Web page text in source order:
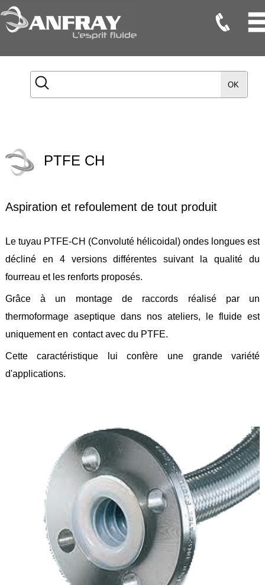
Flexibles
Onduleux
Gaines
Accessoires
Etanchéité
Feuilles
Plaques
Tresses
Cordons
Découpe
de
joint
Maintenance
Services
Découpe
Soudure
alimentaire
OK
PTFE CH
Aspiration et refoulement de tout produit
Le tuyau PTFE-CH (Convoluté hélicoidal) ondes longues est
décliné en 4 versions différentes suivant la qualité du
fourreau et les renforts proposés.
Grâce à un montage de raccords réalisé par un
thermoformage aseptique dans nos ateliers, le fluide est
uniquement en contact avec du PTFE.
Cette caractéristique lui confère une grande variété
d'applications.